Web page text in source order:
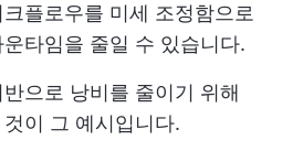
플로우를 미세 조정함으로
타임을 줄일 수 있습니다.
으로 낭비를 줄이기 위해
이 그 예시입니다.